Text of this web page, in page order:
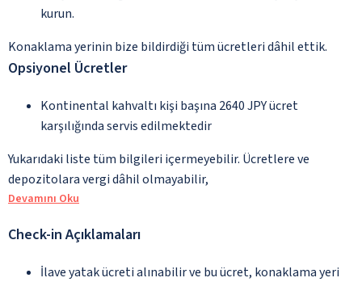
kurun.
Konaklama yerinin bize bildirdiği tüm ücretleri dâhil ettik.
Opsiyonel Ücretler
Kontinental kahvaltı kişi başına 2640 JPY ücret
karşılığında servis edilmektedir
Yukarıdaki liste tüm bilgileri içermeyebilir. Ücretlere ve
depozitolara vergi dâhil olmayabilir,
Devamını Oku
Check-in Açıklamaları
İlave yatak ücreti alınabilir ve bu ücret, konaklama yeri